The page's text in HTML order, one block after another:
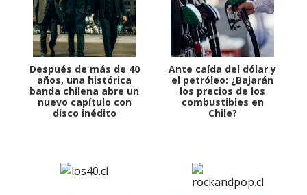
Después de más de 40
años, una histórica
banda chilena abre un
nuevo capítulo con
disco inédito
Ante caída del dólar y
el petróleo: ¿Bajarán
los precios de los
combustibles en
Chile?